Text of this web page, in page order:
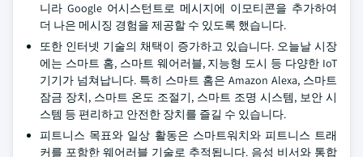
니라 Google 어시스턴트로 메시지에 이모티콘을 추가하여
더 나은 메시징 경험을 제공할 수 있도록 했습니다.
또한 인터넷 기술의 채택이 증가하고 있습니다. 오늘날 시장
에는 스마트 홈, 스마트 웨어러블, 지능형 도시 등 다양한 IoT
기기가 넘쳐납니다. 특히 스마트 홈은 Amazon Alexa, 스마트
잠금 장치, 스마트 온도 조절기, 스마트 조명 시스템, 보안 시
스템 등 편리하고 안전한 장치를 즐길 수 있습니다.
피트니스 목표와 일상 활동은 스마트워치와 피트니스 트래
커를 포함한 웨어러블 기술로 추적됩니다. 음성 비서와 통합